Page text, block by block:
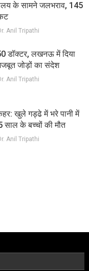
के सामने जलभराव, 145
Anil Tripathi
डॉक्टर, लखनऊ में दिया
जोड़ों का संदेश
Anil Tripathi
खुले गड्ढे में भरे पानी में
साल के बच्चों की मौत
Anil Tripathi